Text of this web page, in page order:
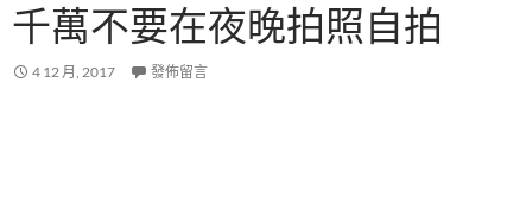
千萬不要在夜晚拍照自拍
4 12 月, 2017 發佈留言